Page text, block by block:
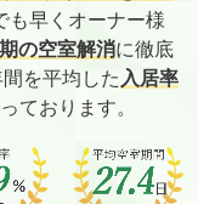
も早くオーナー様
の空室解消に徹底
を平均した 入居率
ております。